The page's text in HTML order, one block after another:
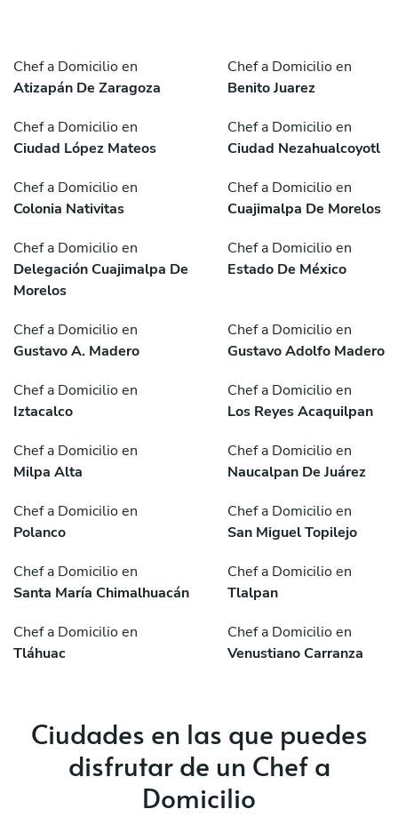
Chef a Domicilio en
Atizapán De Zaragoza
Chef a Domicilio en
Benito Juarez
Chef a Domicilio en
Ciudad López Mateos
Chef a Domicilio en
Ciudad Nezahualcoyotl
Chef a Domicilio en
Colonia Nativitas
Chef a Domicilio en
Cuajimalpa De Morelos
Chef a Domicilio en
Delegación Cuajimalpa De
Morelos
Chef a Domicilio en
Estado De México
Chef a Domicilio en
Gustavo A. Madero
Chef a Domicilio en
Gustavo Adolfo Madero
Chef a Domicilio en
Iztacalco
Chef a Domicilio en
Los Reyes Acaquilpan
Chef a Domicilio en
Milpa Alta
Chef a Domicilio en
Naucalpan De Juárez
Chef a Domicilio en
Polanco
Chef a Domicilio en
San Miguel Topilejo
Chef a Domicilio en
Santa María Chimalhuacán
Chef a Domicilio en
Tlalpan
Chef a Domicilio en
Tláhuac
Chef a Domicilio en
Venustiano Carranza
Ciudades en las que puedes
disfrutar de un Chef a
Domicilio